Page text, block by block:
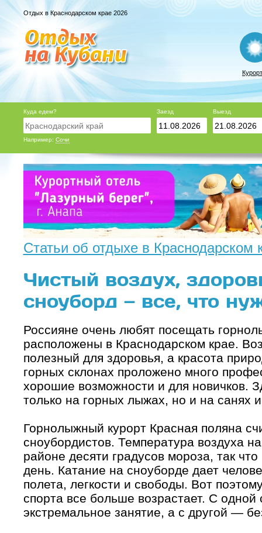
Отдых в Краснодарском крае 2026
Куда едем?
Например: Сочи
Заезд Выезд
Статьи об отдыхе в Краснодарском
Чистый воздух,
сноуборд — все, что
Россияне очень любят посещать
расположены в Краснодарском крае.
полезный для здоровья, а красота
горных склонах проложено много
хорошие возможности и для новичков.
только на горных лыжах, но и на санях
Горнолыжный курорт Красная поляна
сноубордистов. Температура воздуха
районе десяти градусов мороза, так
день. Катание на сноуборде дает
полета, легкости и свободы. Вот
спорта все больше возрастает. С
экстремальное занятие, а с другой —